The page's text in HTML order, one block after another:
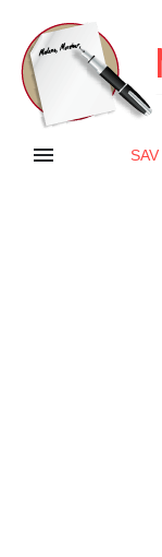
 SAV